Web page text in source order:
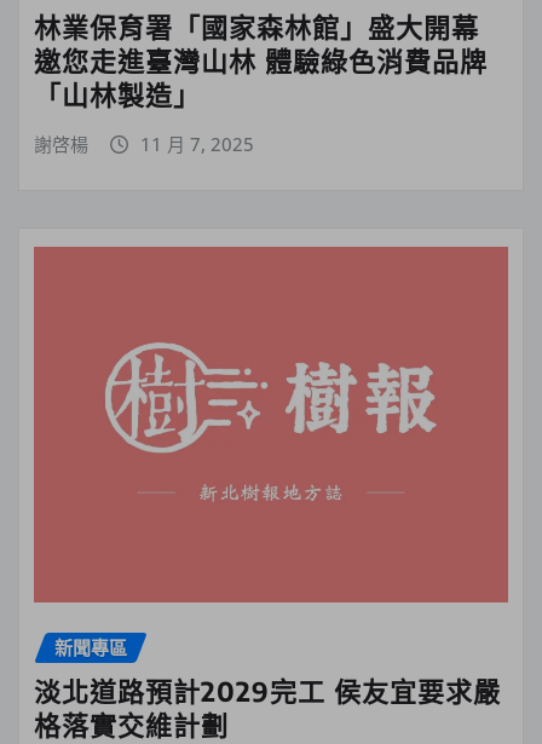
林業保育署「國家森林館」盛大開幕
邀您走進臺灣山林 體驗綠色消費品牌
「山林製造」
謝啓楊 11 月 7, 2025
新聞專區
淡北道路預計2029完工 侯友宜要求嚴
格落實交維計劃